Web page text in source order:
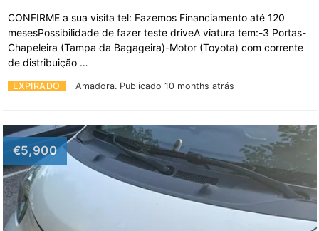
EXPIRADO Amadora. Publicado 10 months atrás
CONFIRME a sua visita tel: Fazemos Financiamento até 120
mesesPossibilidade de fazer teste driveA viatura tem:-3 Portas-
Chapeleira (Tampa da Bagageira)-Motor (Toyota) com corrente
de distribuição …
€5,900